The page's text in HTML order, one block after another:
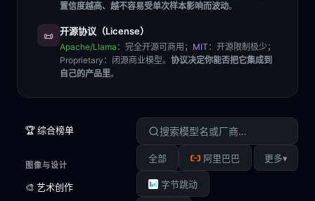
置信度越高、越不容易受单次样本影响而波动。
📜 开源协议（License）
Apache/Llama ：完全开源可商用； MIT ：开源限制极少；
Proprietary ：闭源商业模型。 协议决定你能否把它集成到
自己的产品里。
🏆 综合榜单
图像与设计
🎨 艺术创作
全部 阿里巴巴
字节跳动
更多▾